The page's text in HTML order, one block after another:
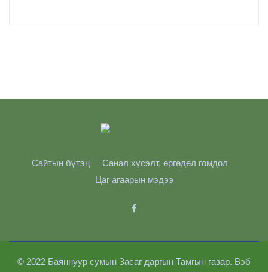
Сайтын бүтэц
Санал хүсэлт, өргөдөл гомдол
Цаг агаарын мэдээ
© 2022 Баяннуур сумын Засаг даргын Тамгын газар. Вэб